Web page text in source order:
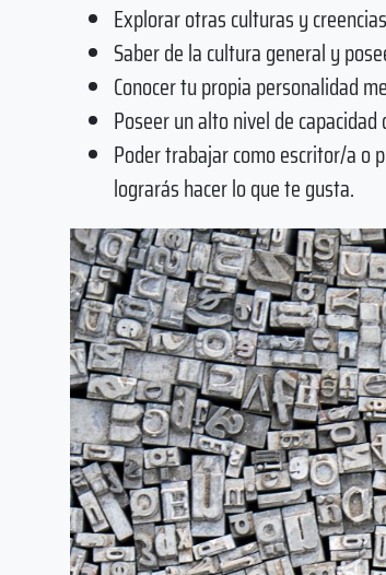
Explorar otras culturas y
Saber de la cultura general y
Conocer tu propia personalidad
Poseer un alto nivel de
Poder trabajar como escritor/a o
lograrás hacer lo que te gusta.